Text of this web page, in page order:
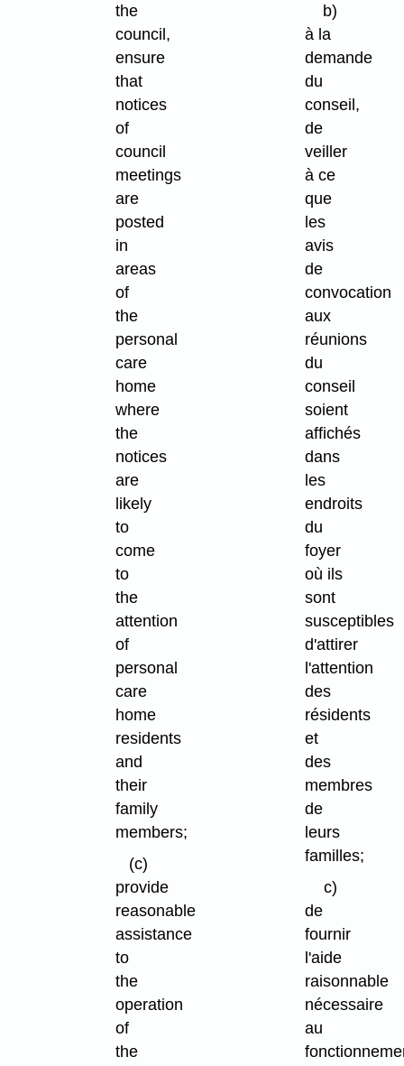
the
council,
ensure
that
notices
of
council
meetings
are
posted
in
areas
of
the
personal
care
home
where
the
notices
are
likely
to
come
to
the
attention
of
personal
care
home
residents
and
their
family
members;
(c)
provide
reasonable
assistance
to
the
operation
of
the
b)
à la
demande
du
conseil,
de
veiller
à ce
que
les
avis
de
convocation
aux
réunions
du
conseil
soient
affichés
dans
les
endroits
du
foyer
où ils
sont
susceptibles
d'attirer
l'attention
des
résidents
et
des
membres
de
leurs
familles;
c)
de
fournir
l'aide
raisonnable
nécessaire
au